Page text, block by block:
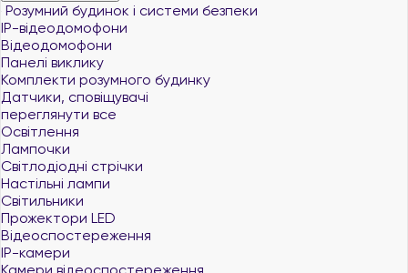
Розумний будинок і системи безпеки
IP-відеодомофони
Відеодомофони
Панелі виклику
Комплекти розумного будинку
Датчики, сповіщувачі
переглянути все
Освітлення
Лампочки
Світлодіодні стрічки
Настільні лампи
Світильники
Прожектори LED
Відеоспостереження
IP-камери
Камери відеоспостереження